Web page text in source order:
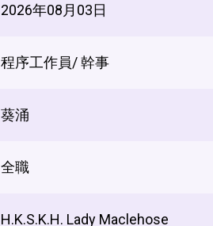
2026年08月03日
程序工作員/ 幹事
葵涌
全職
H.K.S.K.H. Lady Maclehose